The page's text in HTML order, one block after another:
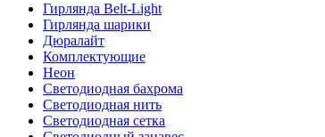
Гирлянда Belt-Light
Гирлянда шарики
Дюралайт
Комплектующие
Неон
Светодиодная бахрома
Светодиодная нить
Светодиодная сетка